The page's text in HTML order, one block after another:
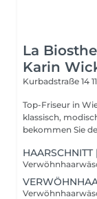
La
Karin
Kurbadstraße 14
Top-Friseur in
klassisch,
bekommen Sie